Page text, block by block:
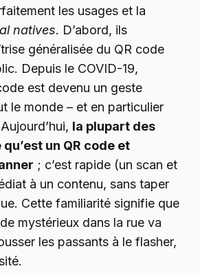
les usages et la
natives. D’abord, ils
généralisée du QR code
Depuis le COVID-19,
est devenu un geste
le monde – et en particulier
la plupart des
un QR code et
; c’est rapide (un scan et
à un contenu, sans taper
Cette familiarité signifie que
mystérieux dans la rue va
les passants à le flasher,